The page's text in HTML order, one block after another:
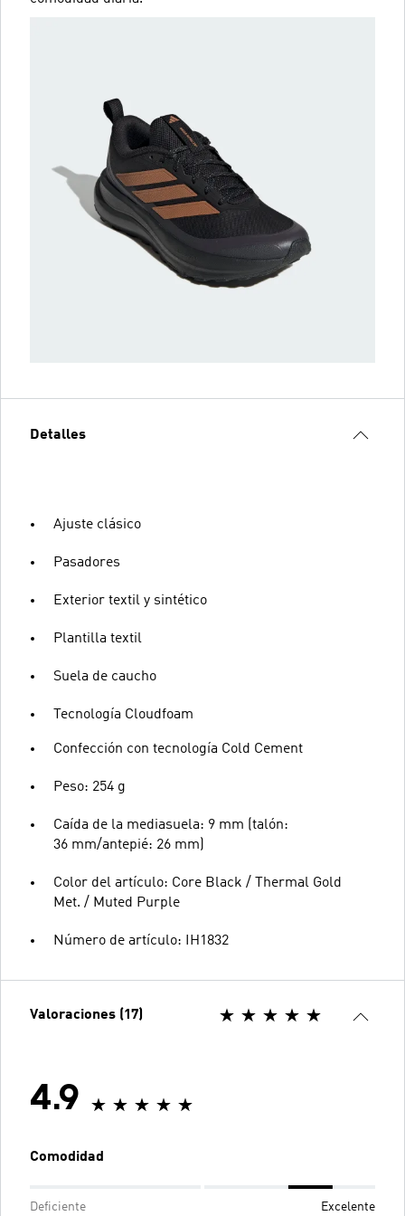
Detalles
Ajuste clásico
Pasadores
Exterior textil y sintético
Plantilla textil
Suela de caucho
Tecnología Cloudfoam
Confección con tecnología Cold Cement
Peso: 254 g
Caída de la mediasuela: 9 mm (talón:
36 mm/antepié: 26 mm)
Color del artículo: Core Black / Thermal Gold
Met. / Muted Purple
Número de artículo: IH1832
Valoraciones (17)
4.9
Comodidad
Deficiente Excelente